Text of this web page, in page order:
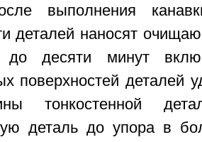
выполнения
деталей наносят
десяти минут
поверхностей
тонкостенной
деталь до упора в